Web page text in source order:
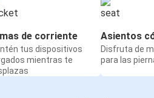
de corriente
tus dispositivos
mientras te
Asientos
Disfruta de
para las